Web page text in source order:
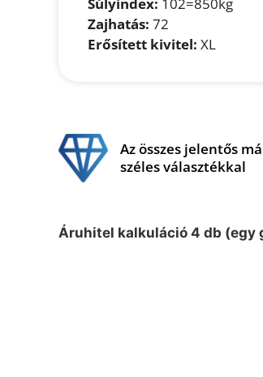
Zajhatás: 72
Erősített kivitel: XL
Az összes jelentős
széles választékkal
Áruhitel kalkuláció 4 db (egy